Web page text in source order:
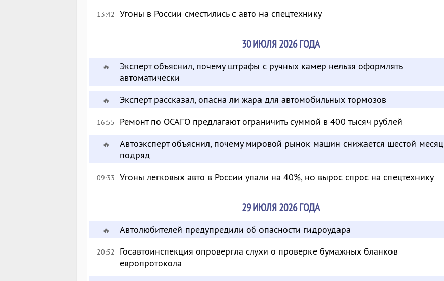
13:42 Угоны в России сместились с авто на спецтехнику
30 ИЮЛЯ 2026 ГОДА
🔥
Эксперт объяснил, почему штрафы с ручных камер нельзя оформлять
автоматически
🔥 Эксперт рассказал, опасна ли жара для автомобильных тормозов
16:55 Ремонт по ОСАГО предлагают ограничить суммой в 400 тысяч рублей
🔥
Автоэксперт объяснил, почему мировой рынок машин снижается шестой месяц
подряд
09:33 Угоны легковых авто в России упали на 40%, но вырос спрос на спецтехнику
29 ИЮЛЯ 2026 ГОДА
🔥 Автолюбителей предупредили об опасности гидроудара
20:52
Госавтоинспекция опровергла слухи о проверке бумажных бланков
европротокола